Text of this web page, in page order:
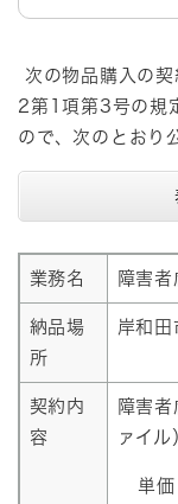
次の物品購入の
2第1項第3号の規
ので、次のとおり
業務名 障害
納品場
所
岸和
契約内
容
障害
ァイル
単